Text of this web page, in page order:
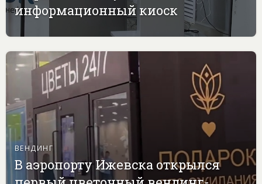
информационный киоск
ВЕНДИНГ
В аэропорту Ижевска открылся